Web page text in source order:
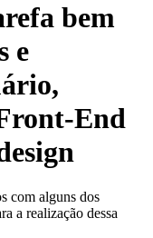
bem
e
End
com alguns dos
a realização dessa